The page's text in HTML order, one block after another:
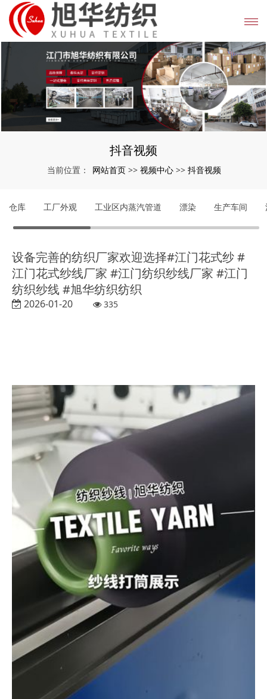
抖音视频
当前位置： 网站首页 >> 视频中心 >> 抖音视频
仓库 工厂外观 工业区内蒸汽管道 漂染 生产车间
设备完善的纺织厂家欢迎选择#江门花式纱 #
江门花式纱线厂家 #江门纺织纱线厂家 #江门
纺织纱线 #旭华纺织纺织
2026-01-20 335